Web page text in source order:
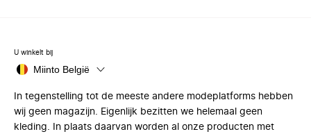
U winkelt bij
Miinto België
In tegenstelling tot de meeste andere modeplatforms hebben
wij geen magazijn. Eigenlijk bezitten we helemaal geen
kleding. In plaats daarvan worden al onze producten met